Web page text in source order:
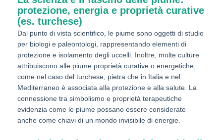
protezione, energia e proprietà curative
(es. turchese)
Dal punto di vista scientifico, le piume sono oggetti di studio
per biologi e paleontologi, rappresentando elementi di
protezione e isolamento degli uccelli. Inoltre, molte culture
attribuiscono alle piume proprietà curative o energetiche,
come nel caso del turchese, pietra che in Italia e nel
Mediterraneo è associata alla protezione e alla salute. La
connessione tra simbolismo e proprietà terapeutiche
evidenzia come le piume possano essere considerate
anche come chiavi di un mondo invisibile di energie.